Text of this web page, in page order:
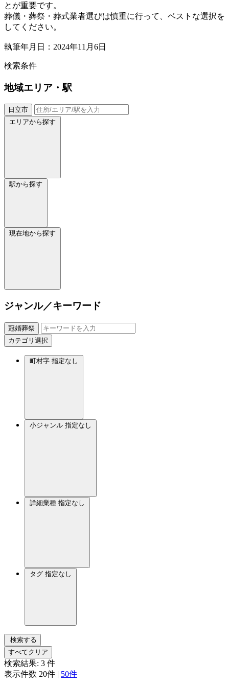
とが重要です。
葬儀・葬祭・葬式業者選びは慎重に行って、ベストな選択を
してください。
執筆年月日：2024年11月6日
検索条件
地域エリア・駅
日立市
エリアから探す
駅から探す
現在地から探す
ジャンル／キーワード
冠婚葬祭
カテゴリ選択
町村字 指定なし
小ジャンル 指定なし
詳細業種 指定なし
タグ 指定なし
検索する
すべてクリア
検索結果: 3 件
表示件数 20件 | 50件